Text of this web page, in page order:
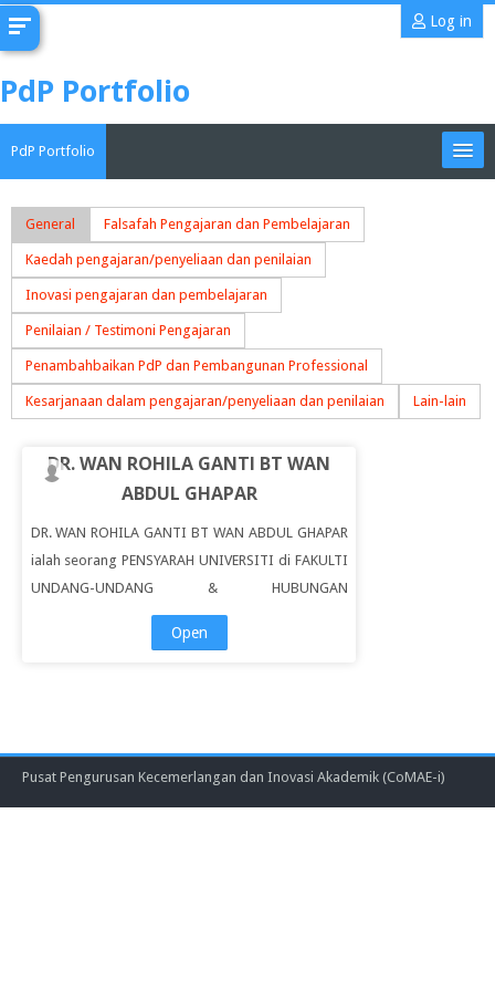
content
Log in
PdP Portfolio
PdP Portfolio
My Portfolio
CoMAE-i
English ‎(en)‎
Search
portfolios
General Falsafah Pengajaran dan Pembelajaran
Kaedah pengajaran/penyeliaan dan penilaian
Inovasi pengajaran dan pembelajaran
Penilaian / Testimoni Pengajaran
Penambahbaikan PdP dan Pembangunan Professional
Kesarjanaan dalam pengajaran/penyeliaan dan penilaian Lain-lain
DR. WAN ROHILA GANTI BT WAN
ABDUL GHAPAR
DR. WAN ROHILA GANTI BT WAN ABDUL GHAPAR
ialah seorang PENSYARAH UNIVERSITI di FAKULTI
UNDANG-UNDANG & HUBUNGAN
Open
Pusat Pengurusan Kecemerlangan dan Inovasi Akademik (CoMAE-i)